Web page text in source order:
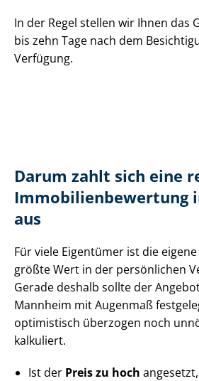
In der Regel stellen wir Ihnen das
bis zehn Tage nach dem
Verfügung.
Darum zahlt sich eine
Im­mo­bi­li­en­be­wer­tung
aus
Für viele Eigentümer ist die
größte Wert in der persönlichen
Gerade deshalb sollte der
Mannheim mit Augenmaß
optimistisch überzogen noch
kalkuliert.
Ist der Preis zu hoch